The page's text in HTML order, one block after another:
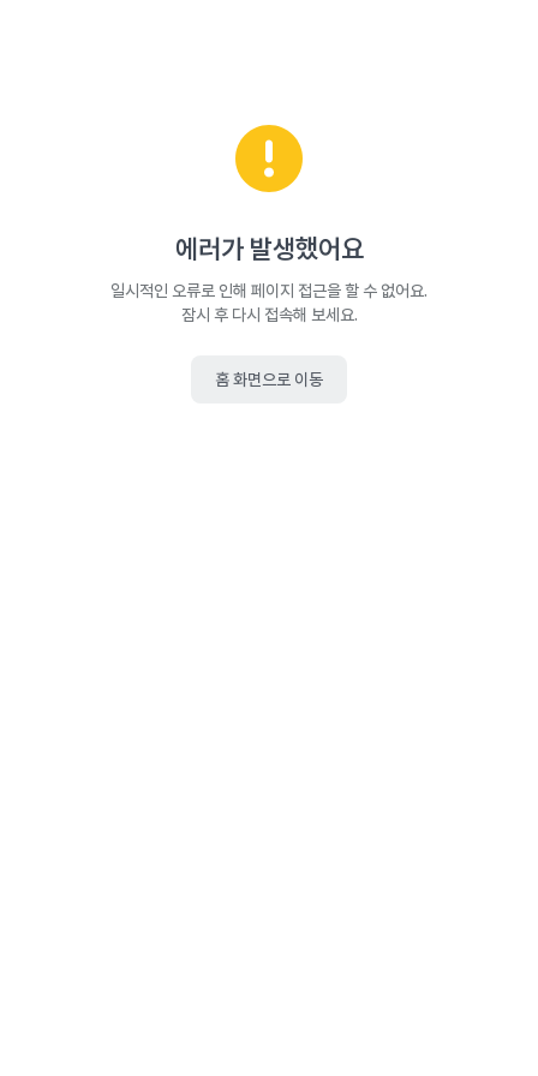
에러가 발생했어요
일시적인 오류로 인해 페이지 접근을 할 수 없어요.
잠시 후 다시 접속해 보세요.
홈 화면으로 이동